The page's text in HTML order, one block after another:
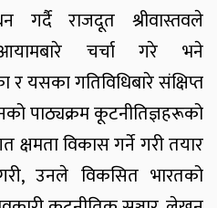
गर्दै राजदूत श्रीवास्तवले
चर्चा गरे भने
गतिविधिबारे संक्षिप्त
पाठ्यक्रम कूटनीतिज्ञहरूको
क्षमता विकास गर्ने गरी तयार
उनले विकसित भारतको